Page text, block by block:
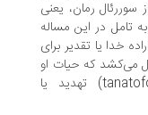
رمان، یعنی
در این مساله
تقدیر برای
که حیات او
به‌واسطه تکنولوژی‌ «مرگ‌هراسی» (tanatofobiche) تهدید یا